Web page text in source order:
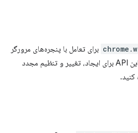
برای تعامل با پنجره‌های مرورگر
استفاده کنید. می‌توانید از این API برای ایجاد، تغییر و تنظیم مجدد
کنید.